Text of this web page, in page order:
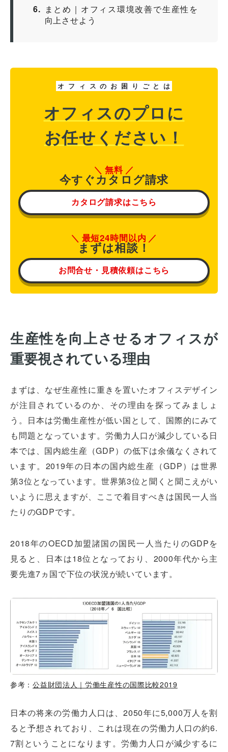
6
まとめ｜オフィス環境改善で生産性を
向上させよう
オ フ ィ ス の お 困 り ご と は
オフィスのプロに
お任せください！
無料
今すぐカタログ請求
カタログ請求はこちら
最短24時間以内
まずは相談！
お問合せ・見積依頼はこちら
生産性を向上させるオフィスが
重要視されている理由
まずは、なぜ生産性に重きを置いたオフィスデザイン
が注目されているのか、その理由を探ってみましょ
う。日本は労働生産性が低い国として、国際的にみて
も問題となっています。労働力人口が減少している日
本では、国内総生産（GDP）の低下は余儀なくされて
います。2019年の日本の国内総生産（GDP）は世界
第3位となっています。世界第3位と聞くと聞こえがい
いように思えますが、ここで着目すべきは国民一人当
たりのGDPです。
2018年のOECD加盟諸国の国民一人当たりのGDPを
見ると、日本は18位となっており、2000年代から主
要先進7ヵ国で下位の状況が続いています。
参考：公益財団法人｜労働生産性の国際比較2019
日本の将来の労働力人口は、2050年に5,000万人を割
ると予想されており、これは現在の労働力人口の約6.
7割ということになります。労働力人口が減少するに